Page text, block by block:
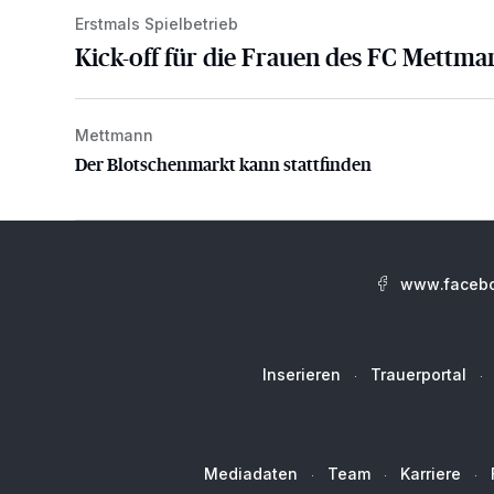
Erstmals Spielbetrieb
Kick-off für die Frauen des FC
Der Blotschenmarkt kann stattfinden
Mettmann
Der Blotschenmarkt kann stattfinden
Inserieren Trauerportal
Mediadaten Team Karriere